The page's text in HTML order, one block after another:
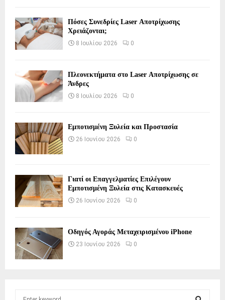
Πόσες Συνεδρίες Laser Αποτρίχωσης
Χρειάζονται;
8 Ιουλίου 2026 0
Πλεονεκτήματα στο Laser Αποτρίχωσης σε
Άνδρες
8 Ιουλίου 2026 0
Εμποτισμένη Ξυλεία και Προστασία
26 Ιουνίου 2026 0
Γιατί οι Επαγγελματίες Επιλέγουν
Εμποτισμένη Ξυλεία στις Κατασκευές
26 Ιουνίου 2026 0
Οδηγός Αγοράς Μεταχειρισμένου iPhone
23 Ιουνίου 2026 0